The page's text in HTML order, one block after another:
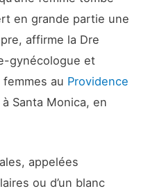
en grande partie une
affirme la Dre
gynécologue et
au Providence
à Santa Monica, en
appelées
ou d’un blanc